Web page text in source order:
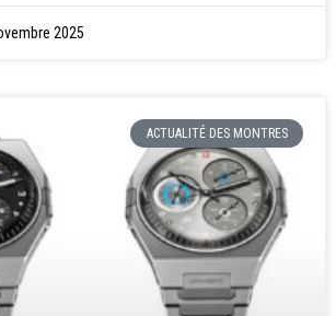
2025
ACTUALITÉ DES MONTRES